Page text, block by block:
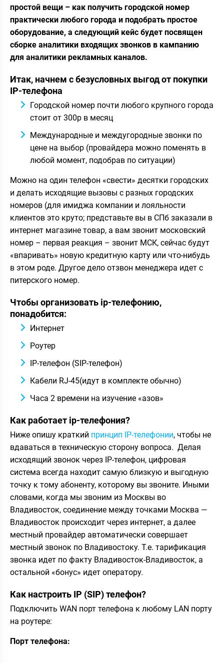
простой вещи – как получить городской номер
практически любого города и подобрать простое
оборудование, а следующий кейс будет посвящен
сборке аналитики входящих звонков в кампанию
для аналитики рекламных каналов.
Итак, начнем с безусловных выгод от покупки
IP-телефона
Городской номер почти любого крупного города
стоит от 300р в месяц
Международные и междугородные звонки по
цене на выбор (провайдера можно поменять в
любой момент, подобрав по ситуации)
Можно на один телефон «свести» десятки городских
и делать исходящие вызовы с разных городских
номеров (для имиджа компании и лояльности
клиентов это круто; представьте вы в СПб заказали в
интернет магазине товар, а вам звонит московский
номер – первая реакция – звонит МСК, сейчас будут
«впаривать» новую кредитную карту или что-нибудь
в этом роде. Другое дело отзвон менеджера идет с
питерского номер.
Чтобы организовать ip-телефонию,
понадобится:
Интернет
Роутер
IP-телефон (SIP-телефон)
Кабели RJ-45(идут в комплекте обычно)
Часа 2 времени на изучение «азов»
Как работает ip-телефония?
Ниже опишу краткий принцип IP-телефонии, чтобы не
вдаваться в техническую сторону вопроса. Делая
исходящий звонок через IP-телефон, цифровая
система всегда находит самую близкую и выгодную
точку к тому абоненту, которому вы звоните. Иными
словами, когда мы звоним из Москвы во
Владивосток, соединение между точками Москва —
Владивосток происходит через интернет, а далее
местный провайдер автоматически совершает
местный звонок по Владивостоку. Т.е. тарификация
звонка идет по факту Владивосток-Владивосток, а
остальной «бонус» идет оператору.
Как настроить IP (SIP) телефон?
Подключить WAN порт телефона к любому LAN порту
на роутере:
Порт телефона: